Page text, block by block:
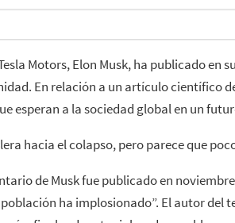
Motors, Elon Musk, ha publicado en
En relación a un artículo científico
esperan a la sociedad global en un
hacia el colapso, pero parece que
de Musk fue publicado en
ha implosionado”. El autor del